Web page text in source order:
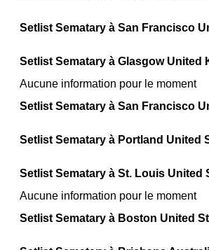
Setlist Sematary à San Francisco
Setlist Sematary à Glasgow United
Aucune information pour le moment
Setlist Sematary à San Francisco
Setlist Sematary à Portland United
Setlist Sematary à St. Louis United
Aucune information pour le moment
Setlist Sematary à Boston United